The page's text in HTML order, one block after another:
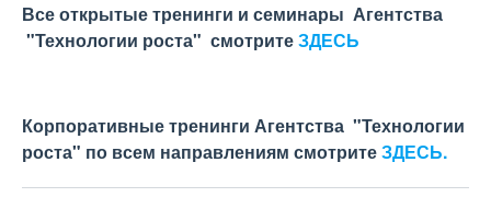
Все открытые тренинги и семинары Агентства
"Технологии роста" смотритеЗДЕСЬ
Корпоративные тренинги Агентства "Технологии
роста" по всем направлениям смотритеЗДЕСЬ.